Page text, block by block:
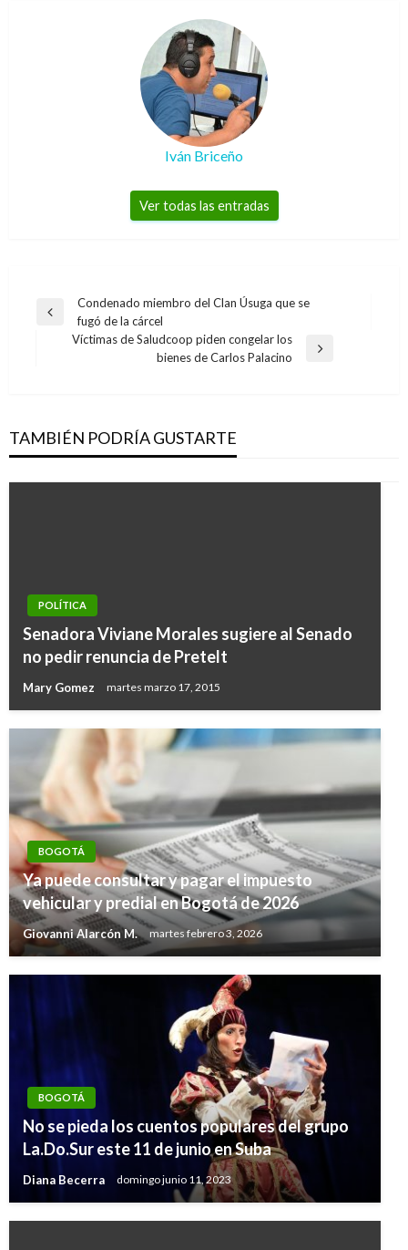
Iván Briceño
Ver todas las entradas
Navegación
Entrada
anterior
Condenado miembro del Clan Úsuga que se
fugó de la cárcel
Víctimas de Saludcoop piden congelar los
bienes de Carlos Palacino
TAMBIÉN PODRÍA GUSTARTE
POLÍTICA
Senadora Viviane Morales sugiere al Senado
no pedir renuncia de Pretelt
Mary Gomez martes marzo 17, 2015
BOGOTÁ
Ya puede consultar y pagar el impuesto
vehicular y predial en Bogotá de 2026
Giovanni Alarcón M. martes febrero 3, 2026
BOGOTÁ
No se pieda los cuentos populares del grupo
La.Do.Sur este 11 de junio en Suba
Diana Becerra domingo junio 11, 2023